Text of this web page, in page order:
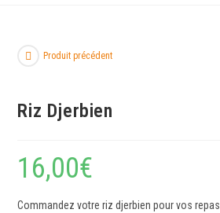
Produit précédent
Riz Djerbien
16,00€
Commandez votre riz djerbien pour vos repas